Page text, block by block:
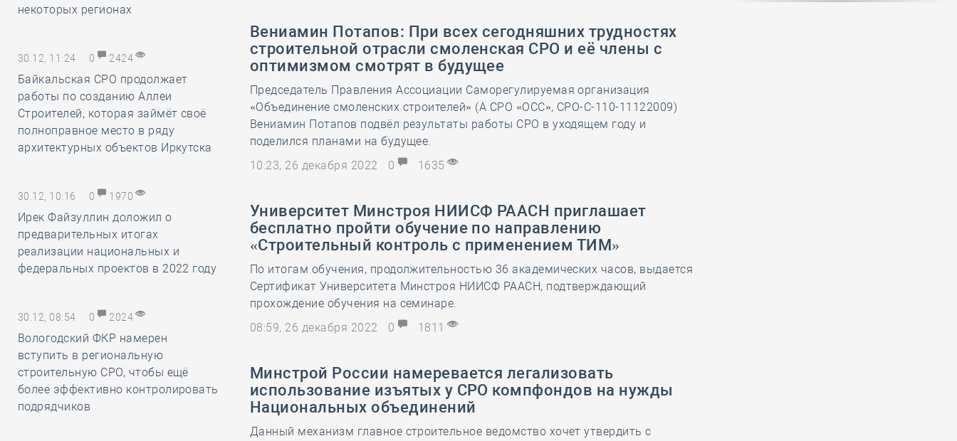
некоторых регионах
30.12, 11:24 0 2424
Байкальская СРО продолжает
работы по созданию Аллеи
Строителей, которая займёт своё
полноправное место в ряду
архитектурных объектов Иркутска
30.12, 10:16 0 1970
Ирек Файзуллин доложил о
предварительных итогах
реализации национальных и
федеральных проектов в 2022 году
30.12, 08:54 0 2024
Вологодский ФКР намерен
вступить в региональную
строительную СРО, чтобы ещё
более эффективно контролировать
подрядчиков
Вениамин Потапов: При всех сегодняшних трудностях
строительной отрасли смоленская СРО и её члены с
оптимизмом смотрят в будущее
Председатель Правления Ассоциации Саморегулируемая организация
«Объединение смоленских строителей» (А СРО «ОСС», СРО-С-110-11122009)
Вениамин Потапов подвёл результаты работы СРО в уходящем году и
поделился планами на будущее.
10:23, 26 декабря 2022
0 1635
Университет Минстроя НИИСФ РААСН приглашает
бесплатно пройти обучение по направлению
«Строительный контроль с применением ТИМ»
По итогам обучения, продолжительностью 36 академических часов, выдается
Сертификат Университета Минстроя НИИСФ РААСН, подтверждающий
прохождение обучения на семинаре.
08:59, 26 декабря 2022
0 1811
Минстрой России намеревается легализовать
использование изъятых у СРО компфондов на нужды
Национальных объединений
Данный механизм главное строительное ведомство хочет утвердить с